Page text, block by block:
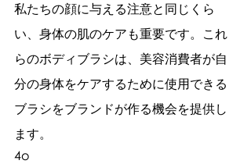
私たちの顔に与える注意と同じくら
い、身体の肌のケアも重要です。これ
らのボディブラシは、美容消費者が自
分の身体をケアするために使用できる
ブラシをブランドが作る機会を提供し
ます。
4o